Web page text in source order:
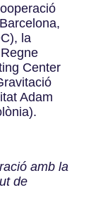
la
Center
Adam
amb la
de